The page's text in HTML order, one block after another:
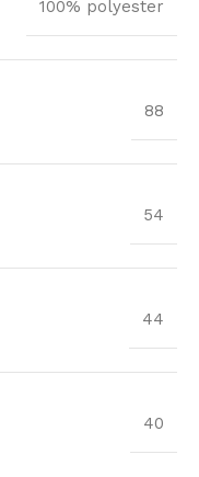
100% polyester
88
54
44
40